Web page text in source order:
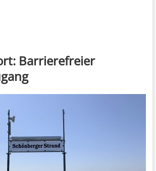
Barrierefreier